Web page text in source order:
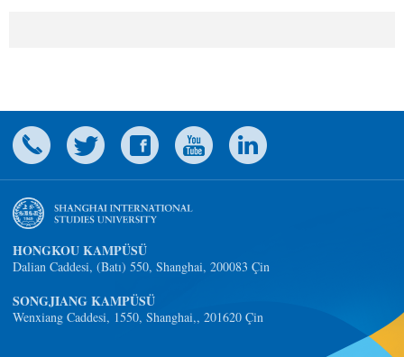
HONGKOU KAMPÜSÜ
Dalian Caddesi, (Batı) 550, Shanghai, 200083 Çin
SONGJIANG KAMPÜSÜ
Wenxiang Caddesi, 1550, Shanghai,, 201620 Çin